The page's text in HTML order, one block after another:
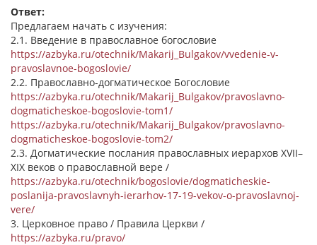
Ответ:
Предлагаем начать с изучения:
2.1. Введение в православное богословие
https://azbyka.ru/otechnik/Makarij_Bulgakov/vvedenie-v-
pravoslavnoe-bogoslovie/
2.2. Православно-догматическое Богословие
https://azbyka.ru/otechnik/Makarij_Bulgakov/pravoslavno-
dogmaticheskoe-bogoslovie-tom1/
https://azbyka.ru/otechnik/Makarij_Bulgakov/pravoslavno-
dogmaticheskoe-bogoslovie-tom2/
2.3. Догматические послания православных иерархов XVII–
XIX веков о православной вере /
https://azbyka.ru/otechnik/bogoslovie/dogmaticheskie-
poslanija-pravoslavnyh-ierarhov-17-19-vekov-o-pravoslavnoj-
vere/
3. Церковное право / Правила Церкви /
https://azbyka.ru/pravo/